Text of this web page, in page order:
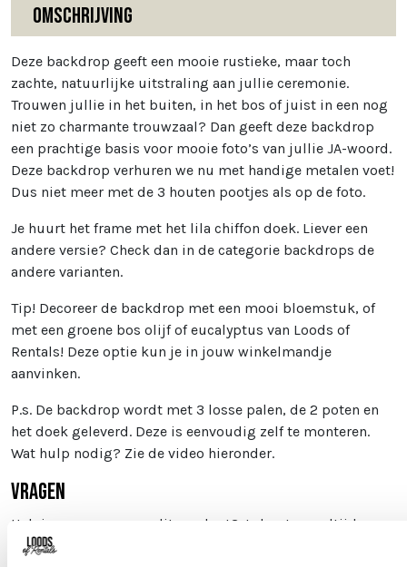
Omschrijving
Deze backdrop geeft een mooie rustieke, maar toch
zachte, natuurlijke uitstraling aan jullie ceremonie.
Trouwen jullie in het buiten, in het bos of juist in een nog
niet zo charmante trouwzaal? Dan geeft deze backdrop
een prachtige basis voor mooie foto’s van jullie JA-woord.
Deze backdrop verhuren we nu met handige metalen voet!
Dus niet meer met de 3 houten pootjes als op de foto.
Je huurt het frame met het lila chiffon doek. Liever een
andere versie? Check dan in de categorie backdrops de
andere varianten.
Tip! Decoreer de backdrop met een mooi bloemstuk, of
met een groene bos olijf of eucalyptus van Loods of
Rentals! Deze optie kun je in jouw winkelmandje
aanvinken.
P.s. De backdrop wordt met 3 losse palen, de 2 poten en
het doek geleverd. Deze is eenvoudig zelf te monteren.
Wat hulp nodig? Zie de video hieronder.
Vragen
Heb je een vraag over dit product? Je kunt ons altijd
mailen naar